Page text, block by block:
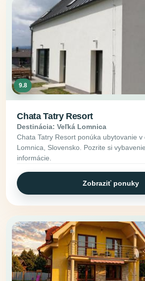
9.8
Chata Tatry Resort
Destinácia: Veľká Lomnica
Chata Tatry Resort ponúka ubytovanie v
Lomnica, Slovensko. Pozrite si
informácie.
Zobraziť ponuky